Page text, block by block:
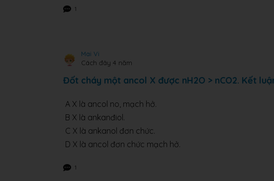
1
Mai Vi
Cách đây 4 năm
Đốt cháy một ancol X được nH2O > nCO2. Kết
A X là ancol no, mạch hở.
B X là ankanđiol.
C X là ankanol đơn chức.
D X là ancol đơn chức mạch hở.
1